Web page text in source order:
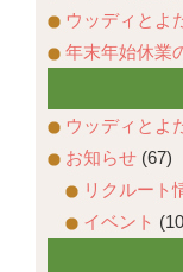
ウッディとよ
年末年始休業
ウッディとよ
お知らせ (67)
リクルート
イベント